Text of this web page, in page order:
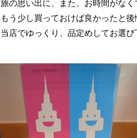
旅の思い出に、また、お時間がな
もう少し買っておけば良かったと
当店でゆっくり、品定めしてお選び